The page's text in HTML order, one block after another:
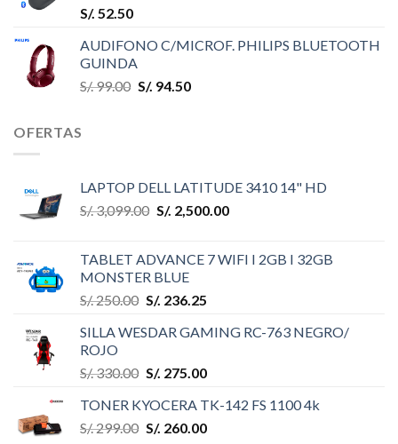
S/. 52.50
AUDIFONO C/MICROF. PHILIPS BLUETOOTH
GUINDA
S/.99.00 S/. 94.50
OFERTAS
LAPTOP DELL LATITUDE 3410 14" HD
S/.3,099.00 S/. 2,500.00
TABLET ADVANCE 7 WIFI I 2GB I 32GB
MONSTER BLUE
S/.250.00 S/. 236.25
SILLA WESDAR GAMING RC-763 NEGRO/
ROJO
S/.330.00 S/. 275.00
TONER KYOCERA TK-142 FS 1100 4k
S/.299.00 S/. 260.00